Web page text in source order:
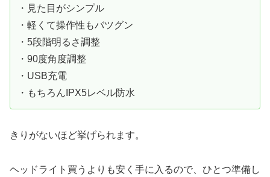
・見た目がシンプル
・軽くて操作性もバツグン
・5段階明るさ調整
・90度角度調整
・USB充電
・もちろんIPX5レベル防水
きりがないほど挙げられます。
ヘッドライト買うよりも安く手に入るので、ひとつ準備し